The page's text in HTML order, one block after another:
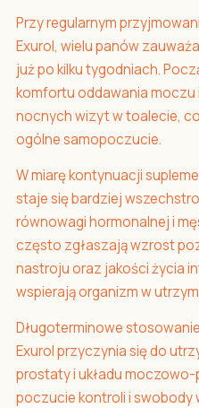
Przy regularnym
Exurol, wielu panów
już po kilku tygodniach.
komfortu oddawania
nocnych wizyt w toalecie,
ogólne samopoczucie.
W miarę kontynuacji
staje się bardziej
równowagi hormonalnej i
często zgłaszają wzrost
nastroju oraz jakości życia
wspierają organizm w
Długoterminowe
Exurol przyczynia się do
prostaty i układu
poczucie kontroli i swobody